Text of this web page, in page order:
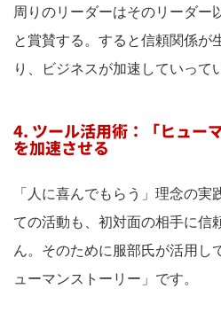
周りのリーダーはそのリーダー
と賞賛する。すると信頼関係が
り、ビジネスが加速していって
4. ツール活用術：「ヒュー
を加速させる
「人に喜んでもらう」理念の
ての活動も、初対面の相手に信
ん。そのために服部氏が活用し
ューマンストーリー」です。